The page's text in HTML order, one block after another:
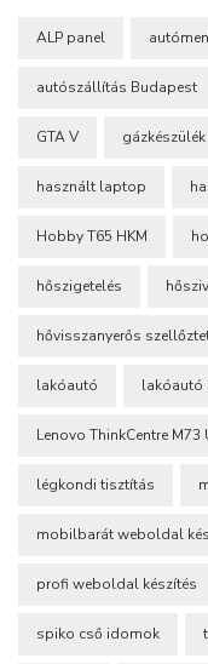
ALP panel
autószállítás Budapest
GTA V
használt laptop
Hobby T65 HKM
hőszigetelés
hővisszanyerős
lakóautó lakóautó
Lenovo ThinkCentre M73
légkondi tisztítás
mobilbarát weboldal
profi weboldal készítés
spiko cső idomok